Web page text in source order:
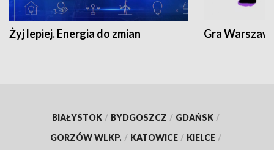
Żyj lepiej. Energia do zmian Gra
BIAŁYSTOK / BYDGOSZCZ / GDAŃSK /
GORZÓW WLKP. / KATOWICE / KIELCE /